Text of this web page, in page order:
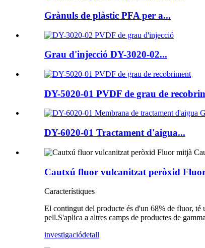
Grànuls de plàstic PFA per a...
Grau d'injecció DY-3020-02...
DY-5020-01 PVDF de grau de
DY-6020-01 Tractament d'aigua...
Cautxú fluor vulcanitzat peròxid
Característiques
El contingut del producte és d'un 68% de fluor, té
pell.S'aplica a altres camps de productes de
investigaciódetall